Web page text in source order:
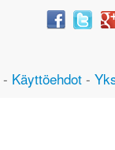
- Käyttöehdot -